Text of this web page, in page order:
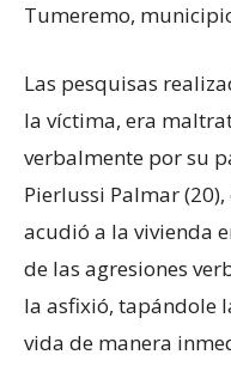
Tumeremo,
Las pesquisas
la víctima, era
verbalmente por su
Pierlussi Palmar
acudió a la vivienda
de las agresiones
la asfixió, tapándole
vida de manera